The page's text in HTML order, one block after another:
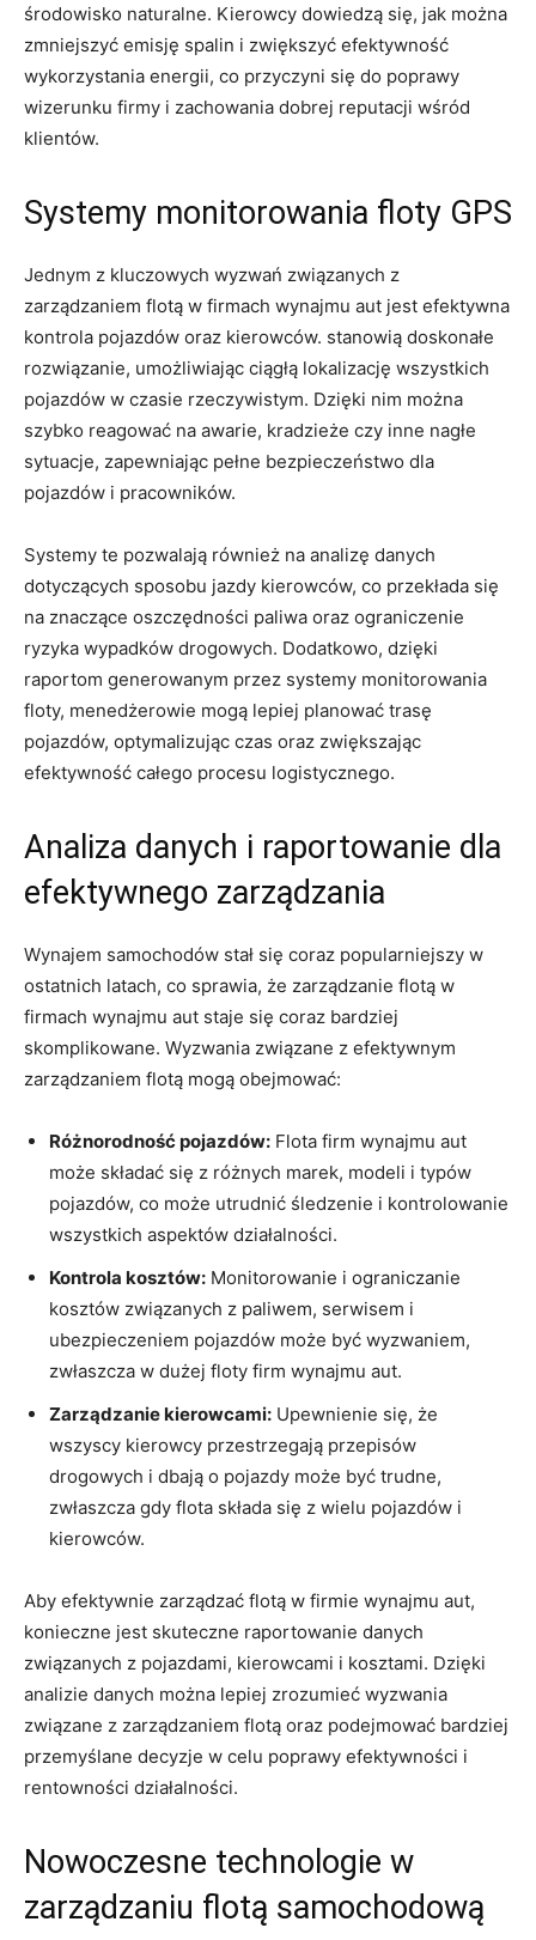
środowisko naturalne. Kierowcy dowiedzą się, jak można‍
zmniejszyć emisję spalin i​ zwiększyć efektywność
wykorzystania ‌energii, co przyczyni się do poprawy
wizerunku ​firmy i zachowania dobrej reputacji wśród
klientów.
Systemy monitorowania floty GPS
Jednym z kluczowych wyzwań związanych z⁣
zarządzaniem flotą w ⁣firmach wynajmu aut ⁣jest efektywna
kontrola pojazdów oraz kierowców. stanowią doskonałe
rozwiązanie, umożliwiając ciągłą lokalizację wszystkich
pojazdów⁣ w czasie rzeczywistym. Dzięki ‌nim można
szybko reagować ​na awarie, kradzieże czy ⁣inne nagłe
sytuacje, zapewniając pełne ⁢bezpieczeństwo dla
pojazdów i pracowników.
Systemy te pozwalają również na analizę danych
dotyczących sposobu jazdy kierowców, co przekłada ⁣się
na znaczące oszczędności paliwa oraz ograniczenie
ryzyka wypadków drogowych. Dodatkowo, dzięki
raportom generowanym przez systemy monitorowania⁢
floty, ⁤menedżerowie mogą lepiej planować trasę
pojazdów, optymalizując czas oraz zwiększając
⁢efektywność całego procesu logistycznego.
Analiza danych⁤ i raportowanie dla
efektywnego zarządzania
Wynajem samochodów stał się coraz popularniejszy w
ostatnich latach, co ⁤sprawia, ​że zarządzanie flotą w
firmach wynajmu aut staje się coraz bardziej
skomplikowane. Wyzwania związane​ z efektywnym ​
zarządzaniem flotą mogą obejmować:
Różnorodność‌ pojazdów: Flota firm wynajmu aut
może składać się z różnych marek,⁢ modeli i typów
pojazdów, co‌ może utrudnić śledzenie i kontrolowanie
wszystkich aspektów działalności.
Kontrola kosztów: Monitorowanie⁢ i ograniczanie
kosztów związanych z ⁤paliwem, serwisem ⁢i⁢
ubezpieczeniem pojazdów może być wyzwaniem,
zwłaszcza‍ w ⁤dużej floty firm wynajmu aut.
Zarządzanie kierowcami: Upewnienie się, że
wszyscy kierowcy przestrzegają przepisów⁢
drogowych i dbają​ o pojazdy może być trudne,
zwłaszcza gdy ⁣flota składa się z ⁣wielu pojazdów i
kierowców.
Aby ⁤efektywnie zarządzać ​flotą w firmie wynajmu aut,
konieczne⁢ jest skuteczne‍ raportowanie danych
związanych z pojazdami, kierowcami i kosztami. ‌Dzięki
analizie danych można ‍lepiej zrozumieć wyzwania
związane z zarządzaniem flotą oraz podejmować bardziej
przemyślane decyzje w celu poprawy efektywności i
rentowności działalności.
Nowoczesne technologie w
zarządzaniu ⁤flotą samochodową